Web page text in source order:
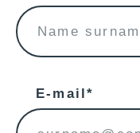
E-mail*